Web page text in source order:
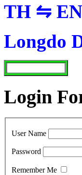
TH ⇋ EN
Longdo
Login
User Name
Password
Remember Me